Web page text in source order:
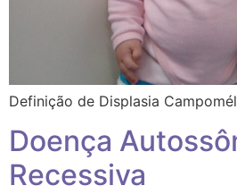
Definição de Displasia
Doença
Recessiva